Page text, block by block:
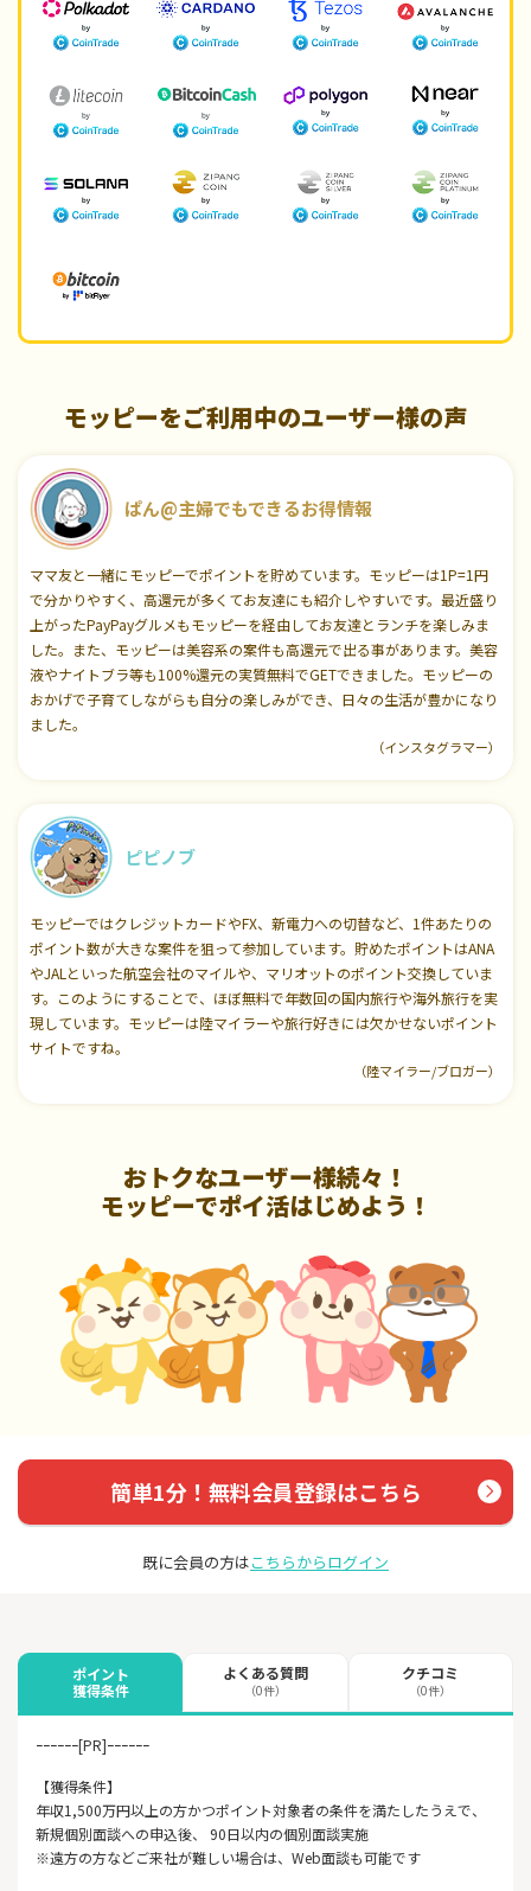
モッピーをご利用中のユーザー様の声
ぱん@主婦でもできるお得情報
ママ友と一緒にモッピーでポイントを貯めています。モッピーは1P=1円
で分かりやすく、高還元が多くてお友達にも紹介しやすいです。最近盛り
上がったPayPayグルメもモッピーを経由してお友達とランチを楽しみま
した。また、モッピーは美容系の案件も高還元で出る事があります。美容
液やナイトブラ等も100%還元の実質無料でGETできました。モッピーの
おかげで子育てしながらも自分の楽しみができ、日々の生活が豊かになり
ました。
（インスタグラマー）
ピピノブ
モッピーではクレジットカードやFX、新電力への切替など、1件あたりの
ポイント数が大きな案件を狙って参加しています。貯めたポイントはANA
やJALといった航空会社のマイルや、マリオットのポイント交換していま
す。このようにすることで、ほぼ無料で年数回の国内旅行や海外旅行を実
現しています。モッピーは陸マイラーや旅行好きには欠かせないポイント
サイトですね。
（陸マイラー/ブロガー）
おトクなユーザー様続々！
モッピーでポイ活はじめよう！
簡単1分！無料会員登録はこちら
既に会員の方はこちらからログイン
ポイント
獲得条件
よくある質問
（0件）
クチコミ
（0件）
ｰｰｰｰｰｰ[PR]ｰｰｰｰｰｰ
【獲得条件】
年収1,500万円以上の方かつポイント対象者の条件を満たしたうえで、
新規個別面談への申込後、 90日以内の個別面談実施
※遠方の方などご来社が難しい場合は、Web面談も可能です